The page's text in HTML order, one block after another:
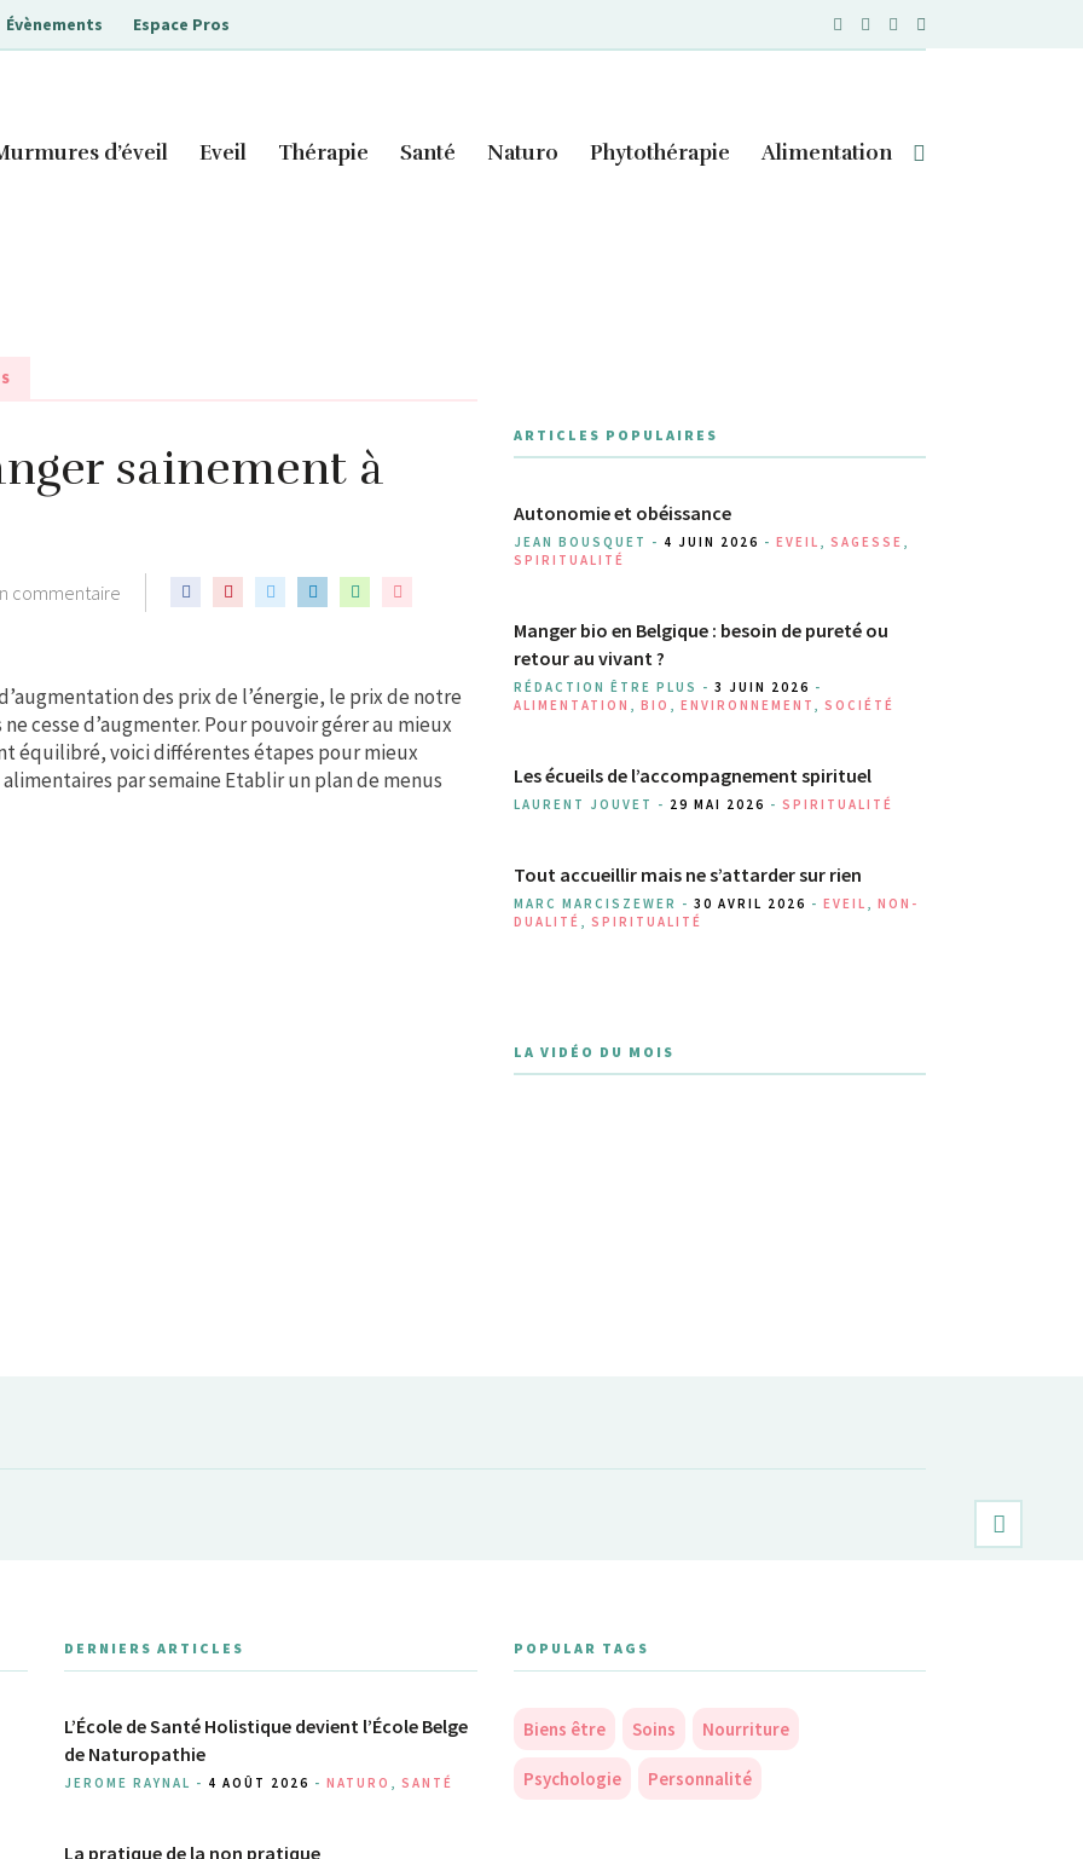
Évènements Espace Pros
d’éveil Eveil Thérapie Santé Naturo Phytothérapie Alimentation
sainement à
commentaire
des prix de l’énergie, le prix de notre
cesse d’augmenter. Pour pouvoir gérer au mieux
équilibré, voici différentes étapes pour mieux
par semaine Etablir un plan de menus
ARTICLES POPULAIRES
Autonomie et obéissance
JEAN BOUSQUET - 4 JUIN 2026 - EVEIL SAGESSE
SPIRITUALITÉ
Manger bio en Belgique : besoin de pureté ou
retour au vivant ?
RÉDACTION ÊTRE PLUS - 3 JUIN 2026 -
ALIMENTATION
BIO ENVIRONNEMENT SOCIÉTÉ
Les écueils de l’accompagnement spirituel
LAURENT JOUVET - 29 MAI 2026 - SPIRITUALITÉ
Tout accueillir mais ne s’attarder sur rien
MARC MARCISZEWER - 30 AVRIL 2026 - EVEIL
NON-
DUALITÉ
SPIRITUALITÉ
LA VIDÉO DU MOIS
DERNIERS ARTICLES
L’École de Santé Holistique devient l’École Belge
de Naturopathie
JEROME RAYNAL - 4 AOÛT 2026 -NATURO ,SANTÉ
La pratique de la non pratique
POPULAR TAGS
Biens être Soins Nourriture
Psychologie Personnalité